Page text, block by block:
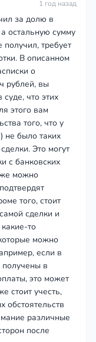
1 год назад
за долю в
а остальную сумму
требует
В описанном
о
рублей, вы
что этих
этого вам
того, что у
не было таких
Это могут
с банковских
можно
того, стоит
сделки и
то
можно
если в
получены в
это может
стоит учесть,
обстоятельств
различные
после